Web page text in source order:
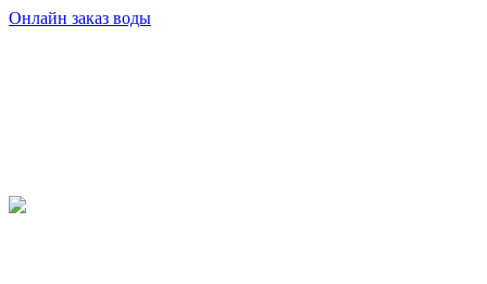
Онлайн заказ воды